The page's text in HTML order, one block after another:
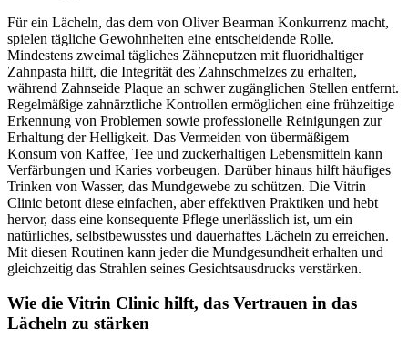
Für ein Lächeln, das dem von Oliver Bearman Konkurrenz macht,
spielen tägliche Gewohnheiten eine entscheidende Rolle.
Mindestens zweimal tägliches Zähneputzen mit fluoridhaltiger
Zahnpasta hilft, die Integrität des Zahnschmelzes zu erhalten,
während Zahnseide Plaque an schwer zugänglichen Stellen entfernt.
Regelmäßige zahnärztliche Kontrollen ermöglichen eine frühzeitige
Erkennung von Problemen sowie professionelle Reinigungen zur
Erhaltung der Helligkeit. Das Vermeiden von übermäßigem
Konsum von Kaffee, Tee und zuckerhaltigen Lebensmitteln kann
Verfärbungen und Karies vorbeugen. Darüber hinaus hilft häufiges
Trinken von Wasser, das Mundgewebe zu schützen. Die Vitrin
Clinic betont diese einfachen, aber effektiven Praktiken und hebt
hervor, dass eine konsequente Pflege unerlässlich ist, um ein
natürliches, selbstbewusstes und dauerhaftes Lächeln zu erreichen.
Mit diesen Routinen kann jeder die Mundgesundheit erhalten und
gleichzeitig das Strahlen seines Gesichtsausdrucks verstärken.
Wie die Vitrin Clinic hilft, das Vertrauen in das
Lächeln zu stärken